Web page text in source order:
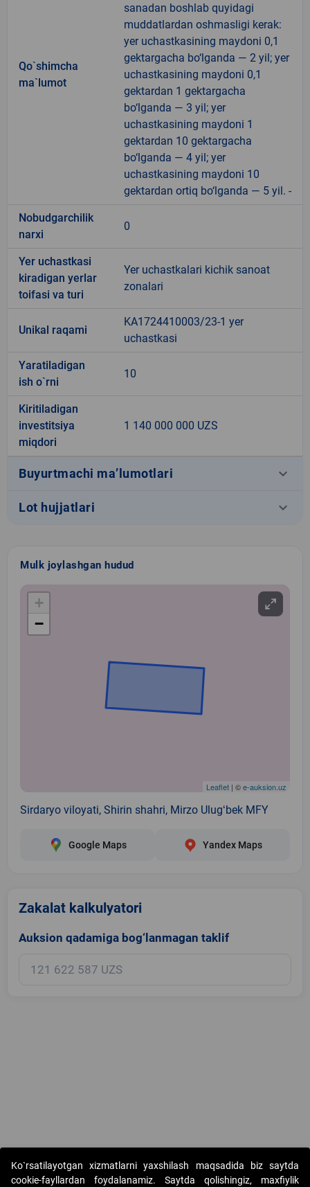
Qo`shimcha
ma`lumot
sanadan boshlab quyidagi
muddatlardan oshmasligi kerak:
yer uchastkasining maydoni 0,1
gektargacha bo‘lganda — 2 yil; yer
uchastkasining maydoni 0,1
gektardan 1 gektargacha
bo‘lganda — 3 yil; yer
uchastkasining maydoni 1
gektardan 10 gektargacha
bo‘lganda — 4 yil; yer
uchastkasining maydoni 10
gektardan ortiq bo‘lganda — 5 yil. -
Nobudgarchilik
narxi
0
Yer uchastkasi
kiradigan yerlar
toifasi va turi
Yer uchastkalari kichik sanoat
zonalari
Unikal raqami
KA1724410003/23-1 yer
uchastkasi
Yaratiladigan
ish o`rni
10
Kiritiladigan
investitsiya
miqdori
1 140 000 000 UZS
Buyurtmachi ma’lumotlari keyboard_arrow_down
Lot hujjatlari keyboard_arrow_down
Mulk joylashgan hudud
+
−
Leaflet | ©e-auksion.uz
Sirdaryo viloyati, Shirin shahri, Mirzo Ulugʻbek MFY
Google Maps Yandex Maps
Zakalat kalkulyatori
Auksion qadamiga bog‘lanmagan taklif
Copyright © 2017-2026. "Elektron onlayn-auksionlarni tashkil etish"
AJ. Barcha huquqlar himoyalangan
Ko`rsatilayotgan xizmatlarni yaxshilash maqsadida biz saytda
cookie-fayllardan foydalanamiz. Saytda qolishingiz, maxfiylik